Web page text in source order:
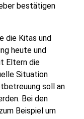
bestätigen
die Kitas und
heute und
Eltern die
Situation
soll an
Bei den
Beispiel um